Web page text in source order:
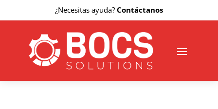
¿Necesitas ayuda? Contáctanos